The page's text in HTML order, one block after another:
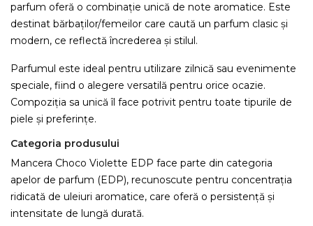
parfum oferă o combinație unică de note aromatice. Este
destinat bărbaților/femeilor care caută un parfum clasic și
modern, ce reflectă încrederea și stilul.
Parfumul este ideal pentru utilizare zilnică sau evenimente
speciale, fiind o alegere versatilă pentru orice ocazie.
Compoziția sa unică îl face potrivit pentru toate tipurile de
piele și preferințe.
Categoria produsului
Mancera Choco Violette EDP face parte din categoria
apelor de parfum (EDP), recunoscute pentru concentrația
ridicată de uleiuri aromatice, care oferă o persistență și
intensitate de lungă durată.